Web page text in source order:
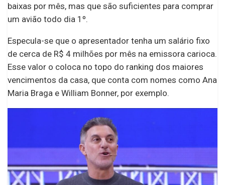
baixas por mês, mas que são suficientes para comprar
um avião todo dia 1º.
Especula-se que o apresentador tenha um salário fixo
de cerca de R$ 4 milhões por mês na emissora carioca.
Esse valor o coloca no topo do ranking dos maiores
vencimentos da casa, que conta com nomes como Ana
Maria Braga e William Bonner, por exemplo.